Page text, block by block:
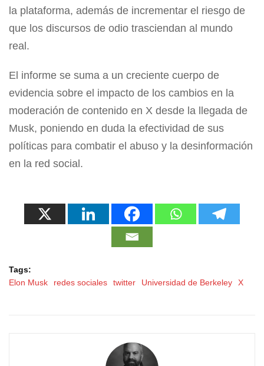
la plataforma, además de incrementar el riesgo de
que los discursos de odio trasciendan al mundo
real.
El informe se suma a un creciente cuerpo de
evidencia sobre el impacto de los cambios en la
moderación de contenido en X desde la llegada de
Musk, poniendo en duda la efectividad de sus
políticas para combatir el abuso y la desinformación
en la red social.
Tags:
Elon Musk
redes sociales twitter Universidad de Berkeley X